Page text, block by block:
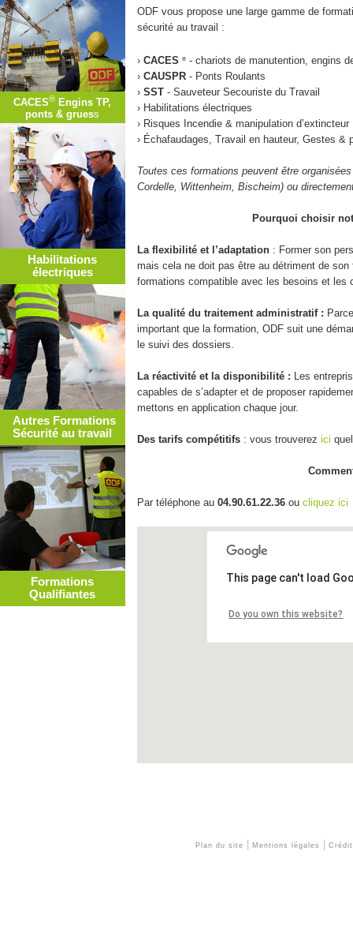
CACES® Engins TP,
ponts & gruess
Habilitations
électriques
Autres Formations
Sécurité au travail
Formations
Qualifiantes
ODF vous propose une large gamme de
sécurité au travail :
› CACES ® - chariots de manutention, engins
› CAUSPR - Ponts Roulants
› SST - Sauveteur Secouriste du Travail
› Habilitations électriques
› Risques Incendie & manipulation d’extincteur
› Échafaudages, Travail en hauteur, Gestes &
Toutes ces formations peuvent être
Cordelle, Wittenheim, Bischeim) ou
Pourquoi choisir
La flexibilité et l’adaptation : Former son
mais cela ne doit pas être au détriment de
formations compatible avec les besoins et les
La qualité du traitement administratif :
important que la formation, ODF suit une
le suivi des dossiers.
La réactivité et la disponibilité : Les
capables de s’adapter et de proposer
mettons en application chaque jour.
Des tarifs compétitifs : vous trouverez ici
Par téléphone au 04.90.61.22.36 ou cliquez ici
Plan du site Mentions légales